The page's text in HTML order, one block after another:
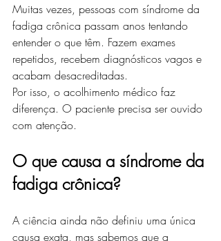
Muitas vezes, pessoas com síndrome da
fadiga crônica passam anos tentando
entender o que têm. Fazem exames
repetidos, recebem diagnósticos vagos e
acabam desacreditadas.
Por isso, o acolhimento médico faz
diferença. O paciente precisa ser ouvido
com atenção.
O que causa a síndrome da
fadiga crônica?
A ciência ainda não definiu uma única
causa exata, mas sabemos que a